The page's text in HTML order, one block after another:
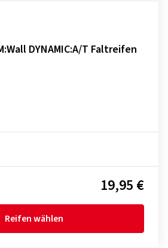
DYNAMIC:A/T Faltreifen
19,95 €
Reifen wählen